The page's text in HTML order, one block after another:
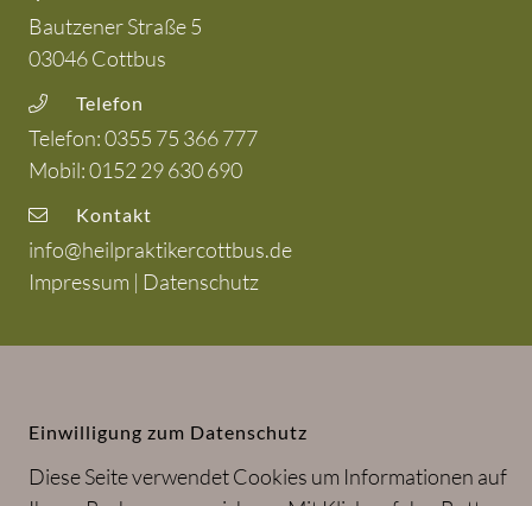
Bautzener Straße 5
03046Cottbus
Telefon
Telefon:0355 75 366 777
Mobil:0152 29 630 690
Kontakt
info@heilpraktikercottbus.de
Impressum | Datenschutz
und Brandenburg
Einwilligung zum Datenschutz
Diese Seite verwendet Cookies um Informationen auf